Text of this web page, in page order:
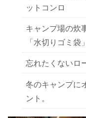
ットコンロ
キャンプ場の炊
「水切りゴミ袋
忘れたくないロ
冬のキャンプに
ント。